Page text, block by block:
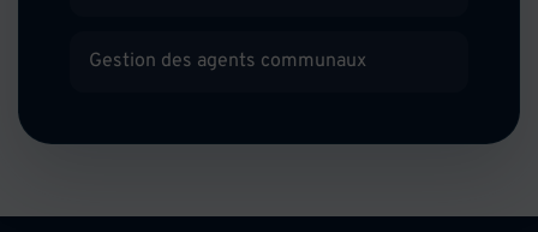
Gestion des agents communaux